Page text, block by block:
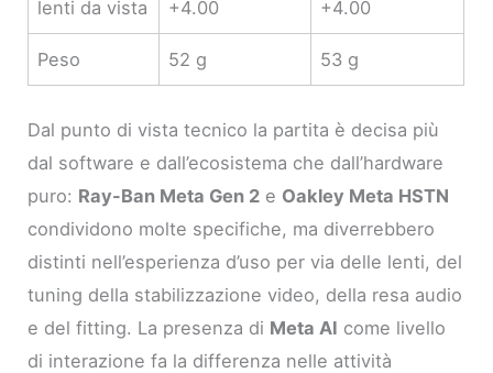
lenti da vista
+4.00
+4.00
Peso 52 g 53 g
Dal punto di vista tecnico la partita è decisa più
dal software e dall’ecosistema che dall’hardware
puro: Ray-Ban Meta Gen 2 e Oakley Meta HSTN
condividono molte specifiche, ma diverrebbero
distinti nell’esperienza d’uso per via delle lenti, del
tuning della stabilizzazione video, della resa audio
e del fitting. La presenza di Meta AI come livello
di interazione fa la differenza nelle attività